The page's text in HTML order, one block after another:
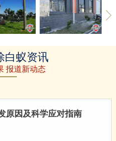
草地
蚁
普陀区建筑
白蚁资讯
报道新动态
原因及科学应对指南